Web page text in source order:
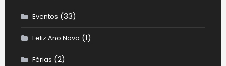
Eventos (33)
Feliz Ano Novo (1)
Férias (2)